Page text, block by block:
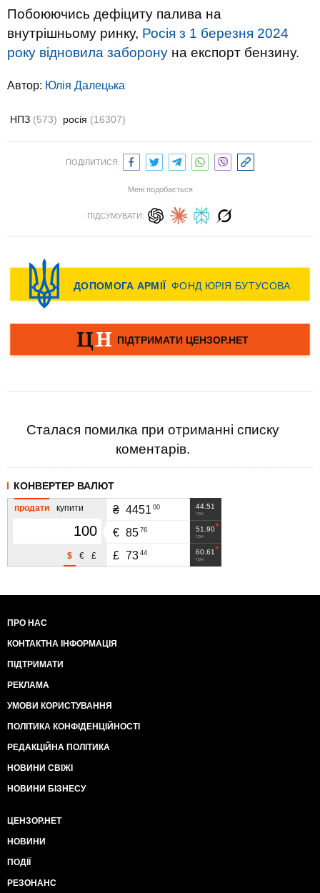
Побоюючись дефіциту палива на
внутрішньому ринку, Росія з 1 березня 2024
року відновила заборону на експорт бензину.
Автор: Юлiя Далецька
НПЗ (573) росія (16307)
ПОДІЛИТИСЯ:
Мені подобається
ПІДСУМУВАТИ:
Сталася помилка при отриманні списку
коментарів.
КОНВЕРТЕР ВАЛЮТ
продати купити
£
€
$
44.51
грн
₴ 4451 00
51.90
грн
€ 85 76
60.61
грн
£ 73 44
ПРО НАС
КОНТАКТНА ІНФОРМАЦІЯ
ПІДТРИМАТИ
РЕКЛАМА
УМОВИ КОРИСТУВАННЯ
ПОЛІТИКА КОНФІДЕНЦІЙНОСТІ
РЕДАКЦІЙНА ПОЛІТИКА
НОВИНИ СВІЖІ
НОВИНИ БІЗНЕСУ
ЦЕНЗОР.НЕТ
НОВИНИ
ПОДІЇ
РЕЗОНАНС